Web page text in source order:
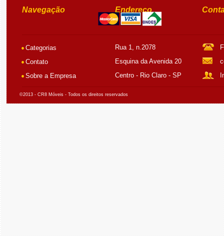
Navegação Endereço
Categorias
Contato
Sobre a Empresa
Rua 1, n.2078
Esquina da Avenida 20
Centro - Rio Claro - SP
©2013 - CR8 Móveis - Todos os direitos reservados